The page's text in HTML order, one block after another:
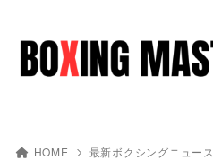
HOME 最新ボクシングニュース